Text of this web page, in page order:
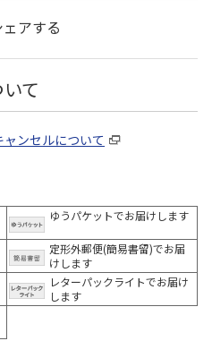
ェアする
て
ンセルについて
ゆうパケットでお届けします
定形外郵便(簡易書留)でお届
けします
レターパックライトでお届け
します